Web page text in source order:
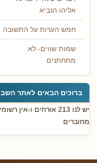
אליהו הנביא
חמש הערות על התשובה
שמות שווים- לא
מתחתנים
ברוכים הבאים לאתר
יש לנו 213 אורחים ו-אין
מחוברים